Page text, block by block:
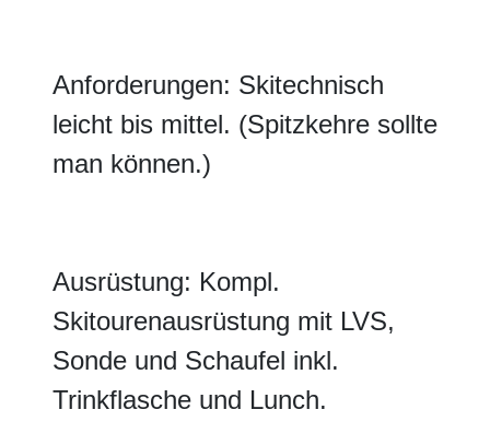
Anforderungen: Skitechnisch
leicht bis mittel. (Spitzkehre sollte
man können.)
Ausrüstung: Kompl.
Skitourenausrüstung mit LVS,
Sonde und Schaufel inkl.
Trinkflasche und Lunch.